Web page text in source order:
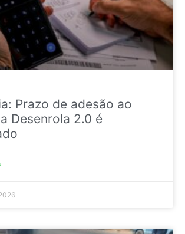
Prazo de adesão ao
Desenrola 2.0 é